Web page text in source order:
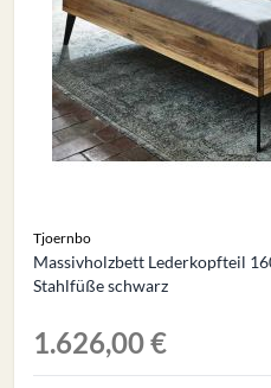
Tjoernbo
Massivholzbett Lederkopfteil
Stahlfüße schwarz
1.626,00 €